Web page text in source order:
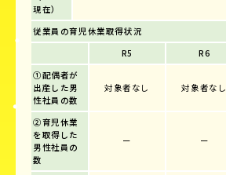
現在）
従業員の育児休業取得状況
R5
R6
①配偶者が
出産した男
性社員の数
対象者なし 対象者なし
②育児休業
を取得した
男性社員の
数
ー ー